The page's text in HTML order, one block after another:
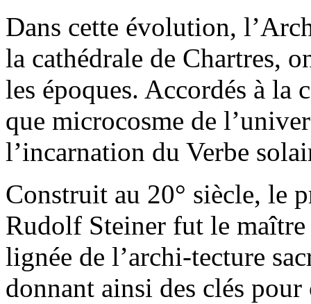
Dans cette évolution,
la cathédrale de Chartres,
les époques. Accordés à la
que microcosme de
l’incarnation du Verbe
Construit au 20° siècle, le
Rudolf Steiner fut le maître
lignée de l’archi-tecture
donnant ainsi des clés